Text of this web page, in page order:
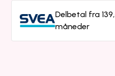
Delbetal fra
måneder